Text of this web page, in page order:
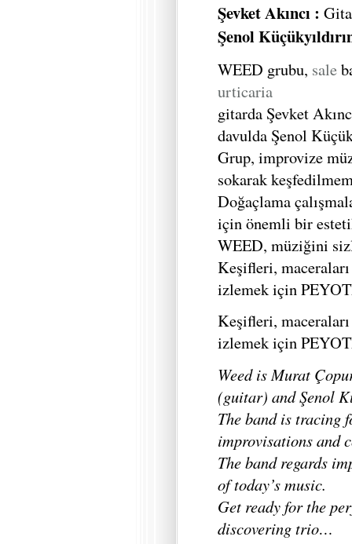
Şevket Akıncı :
Şenol
WEED grubu, sale
urticaria
gitarda Şevket
davulda Şenol
Grup, improvize
sokarak
Doğaçlama
için önemli bir
WEED, müziğini
Keşifleri, maceraları
izlemek için
Keşifleri, maceraları
izlemek için
Weed is Murat
(guitar) and Şenol
The band is tracing
improvisations and
The band regards
of today’s music.
Get ready for the
discovering trio…